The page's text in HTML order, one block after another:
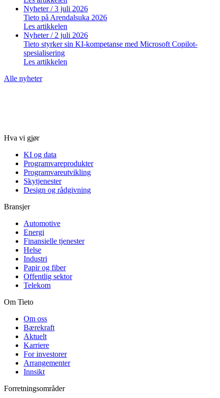
Nyheter/ 3 juli 2026
Tieto på Arendalsuka 2026
Les artikkelen
Nyheter/ 2 juli 2026
Tieto styrker sin KI-kompetanse med Microsoft Copilot-
spesialisering
Les artikkelen
Alle nyheter
Hva vi gjør
KI og data
Programvareprodukter
Programvareutvikling
Skytjenester
Design og rådgivning
Bransjer
Automotive
Energi
Finansielle tjenester
Helse
Industri
Papir og fiber
Offentlig sektor
Telekom
Om Tieto
Om oss
Bærekraft
Aktuelt
Karriere
For investorer
Arrangementer
Innsikt
Forretningsområder